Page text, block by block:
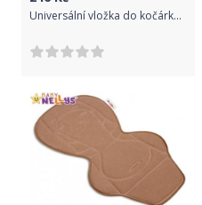
Universální vložka do kočárku, do autosedačky, Classic, červenočerná Dětský svět